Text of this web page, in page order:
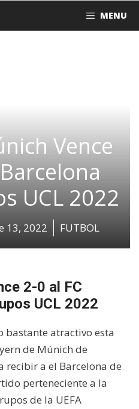
MENU
Vence
UCL 2022
13, 2022 FUTBOL
2-0 al FC
UCL 2022
bastante atractivo esta
de Múnich de
recibir a el Barcelona de
perteneciente a la
de la UEFA